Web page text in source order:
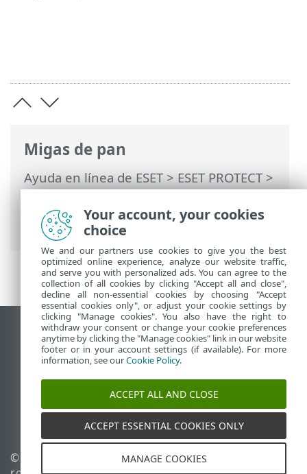
Migas de pan
Ayuda en línea de ESET>ESET PROTECT>
Usar ESET PROTECT>Actualizaciones
automáticas> Actualización automática
del agente ESET Management
Ver sitio del escritorio
End of Life
Base de conocimiento de ESET
Foro de ESET
ESET Status Portal
Soporte regional
© 1992 - 2026 ESET, spol. s
Administrar perfiles
Your account, your cookies
choice
We and our partners use cookies to give you the best
optimized online experience, analyze our website traffic,
and serve you with personalized ads. You can agree to the
collection of all cookies by clicking "Accept all and close",
decline all non-essential cookies by choosing "Accept
essential cookies only", or adjust your cookie settings by
clicking "Manage cookies". You also have the right to
withdraw your consent or change your cookie preferences
anytime by clicking the "Manage cookies" link in our website
footer or in your account settings (if available). For more
information, see ourCookie Policy.
ACCEPT ALL AND CLOSE
ACCEPT ESSENTIAL COOKIES ONLY
MANAGE COOKIES